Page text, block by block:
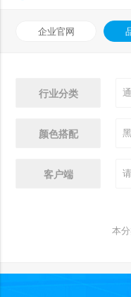
企业官网
行业分类
颜色搭配
客户端
本